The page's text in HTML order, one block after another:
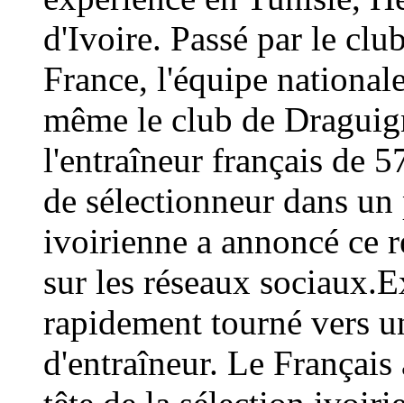
d'Ivoire. Passé par le
France, l'équipe
même le club de
l'entraîneur français de
de sélectionneur dans
ivoirienne a annoncé ce
sur les réseaux
rapidement tourné vers
d'entraîneur. Le